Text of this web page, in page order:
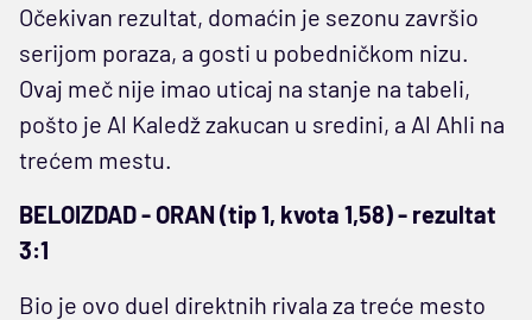
Očekivan rezultat, domaćin je sezonu završio
serijom poraza, a gosti u pobedničkom nizu.
Ovaj meč nije imao uticaj na stanje na tabeli,
pošto je Al Kaledž zakucan u sredini, a Al Ahli na
trećem mestu.
BELOIZDAD - ORAN (tip 1, kvota 1,58) - rezultat
3:1
Bio je ovo duel direktnih rivala za treće mesto